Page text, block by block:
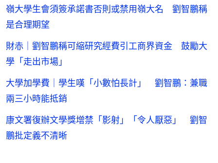
嶺大學生會須簽承諾書否則或禁用嶺大名 劉智鵬稱
是合理期望
財赤｜劉智鵬稱可縮研究經費引工商界資金 鼓勵大
學「走出市場」
大學加學費｜學生嘆「小數怕長計」 劉智鵬：兼職
兩三小時能抵銷
康文署復辦文學獎增禁「影射」「令人厭惡」 劉智
鵬批定義不清晰